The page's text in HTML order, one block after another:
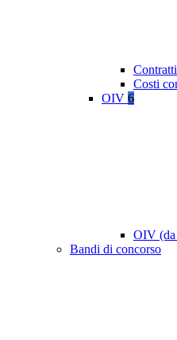
Costi
OIV 6
OIV (da
Bandi di concorso